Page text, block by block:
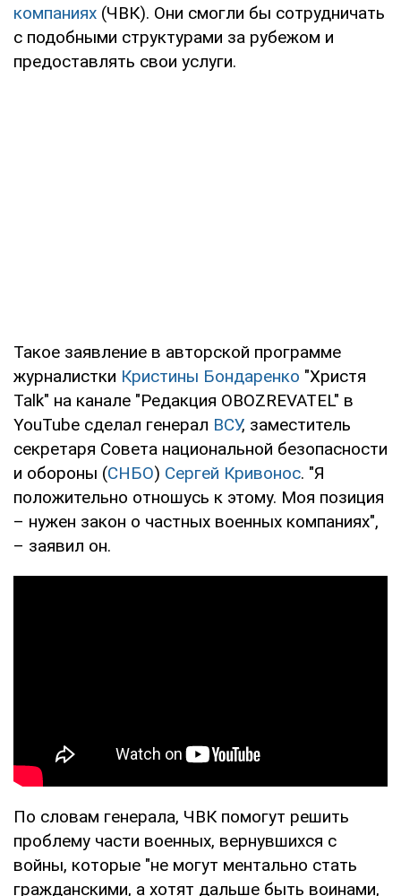
компаниях (ЧВК). Они смогли бы сотрудничать
с подобными структурами за рубежом и
предоставлять свои услуги.
Такое заявление в авторской программе
журналистки Кристины Бондаренко "Христя
Talk" на канале "Редакция OBOZREVATEL" в
YouTube сделал генерал ВСУ, заместитель
секретаря Совета национальной безопасности
и обороны (СНБО) Сергей Кривонос. "Я
положительно отношусь к этому. Моя позиция
– нужен закон о частных военных компаниях",
– заявил он.
По словам генерала, ЧВК помогут решить
проблему части военных, вернувшихся с
войны, которые "не могут ментально стать
гражданскими, а хотят дальше быть воинами,